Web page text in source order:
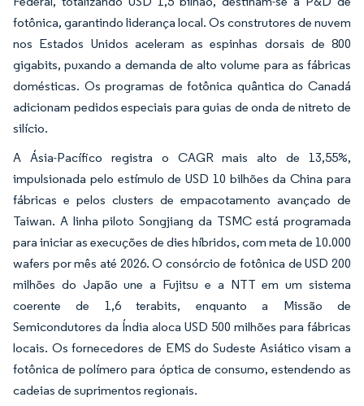
fotônica, garantindo liderança local. Os construtores de nuvem
nos Estados Unidos aceleram as espinhas dorsais de 800
gigabits, puxando a demanda de alto volume para as fábricas
domésticas. Os programas de fotônica quântica do Canadá
adicionam pedidos especiais para guias de onda de nitreto de
silício.
A Ásia-Pacífico registra o CAGR mais alto de 13,55%,
impulsionada pelo estímulo de USD 10 bilhões da China para
fábricas e pelos clusters de empacotamento avançado de
Taiwan. A linha piloto Songjiang da TSMC está programada
para iniciar as execuções de dies híbridos, com meta de 10.000
wafers por mês até 2026. O consórcio de fotônica de USD 200
milhões do Japão une a Fujitsu e a NTT em um sistema
coerente de 1,6 terabits, enquanto a Missão de
Semicondutores da Índia aloca USD 500 milhões para fábricas
locais. Os fornecedores de EMS do Sudeste Asiático visam a
fotônica de polímero para óptica de consumo, estendendo as
cadeias de suprimentos regionais.